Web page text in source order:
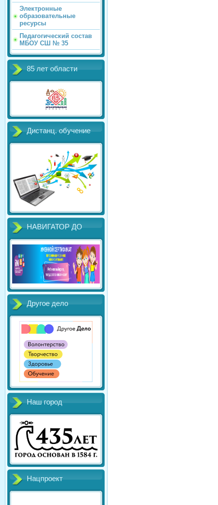
Электронные
образовательные
ресурсы
Педагогический состав
МБОУ СШ № 35
85 лет области
Дистанц. обучение
НАВИГАТОР ДО
Другое дело
Наш город
Нацпроект